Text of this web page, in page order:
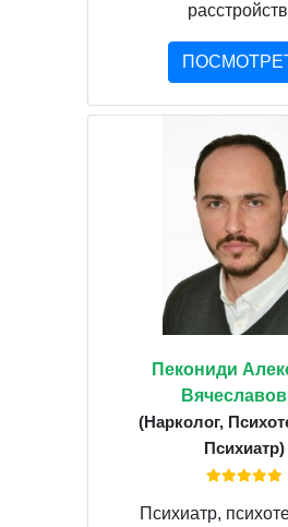
Пекониди
(Нарколог,
Психиатр)
Психиатр,